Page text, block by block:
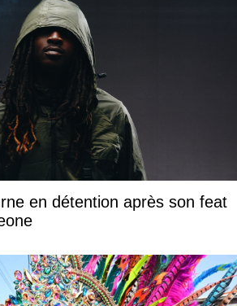
en détention après son feat